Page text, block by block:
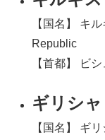
【国名】 キ
Republic
【首都】 ビ
ギリシャ
【国名】 ギ